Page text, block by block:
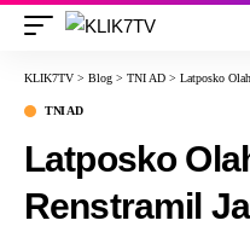
KLIK7TV > Blog > TNI AD > Latposko Olah Yudha
TNI AD
Latposko
Renstramil